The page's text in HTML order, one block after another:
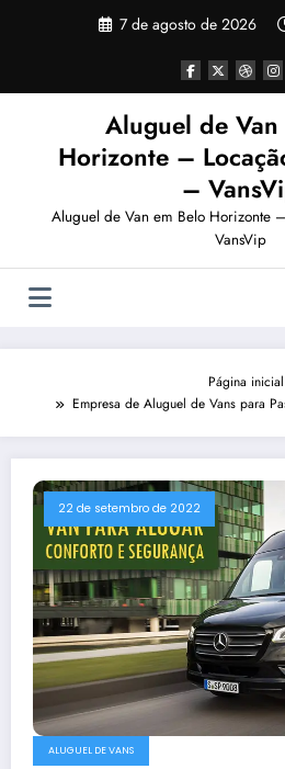
7 de agosto de 2026
Aluguel de Van
Horizonte –
–
Aluguel de Van em Belo Horizonte
VansVip
Página inicial
Empresa de Aluguel de Vans para
22 de setembro de 2022
ALUGUEL DE VANS